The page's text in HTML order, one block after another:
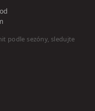
podle sezóny, sledujte